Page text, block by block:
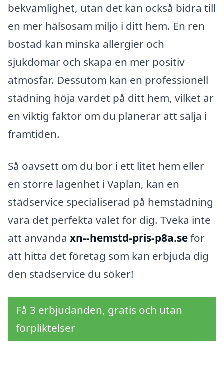
bekvämlighet, utan det kan också bidra till
en mer hälsosam miljö i ditt hem. En ren
bostad kan minska allergier och
sjukdomar och skapa en mer positiv
atmosfär. Dessutom kan en professionell
städning höja värdet på ditt hem, vilket är
en viktig faktor om du planerar att sälja i
framtiden.
Så oavsett om du bor i ett litet hem eller
en större lägenhet i Vaplan, kan en
städservice specialiserad på hemstädning
vara det perfekta valet för dig. Tveka inte
att använda xn--hemstd-pris-p8a.seför
att hitta det företag som kan erbjuda dig
den städservice du söker!
Få 3 erbjudanden, gratis och utan
förpliktelser